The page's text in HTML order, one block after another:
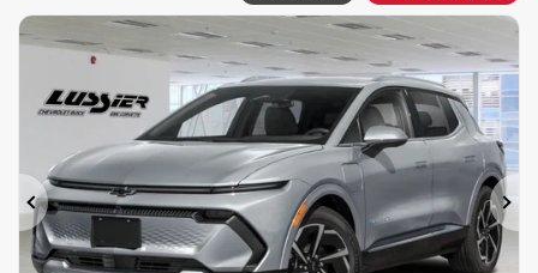
Précédent